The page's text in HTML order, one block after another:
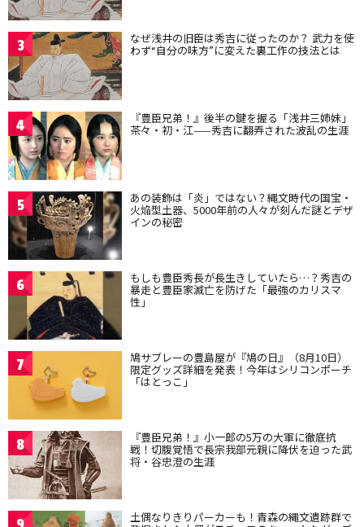
3 なぜ浅井の旧臣は秀吉に従ったのか？ 武力を使
わず“自分の味方”に変えた裏工作の技法とは
4 『豊臣兄弟！』後半の鍵を握る「浅井三姉妹」
茶々・初・江——秀吉に翻弄された波乱の生涯
5 あの装飾は「炎」ではない？縄文時代の国宝・
火焔型土器、5000年前の人々が刻んだ謎とデザ
インの秘密
6 もしも豊臣秀長が長生きしていたら…？秀吉の
暴走と豊臣家滅亡を防げた「最強のカリスマ
性」
7 鳩サブレーの豊島屋が『鳩の日』（8月10日）
限定グッズ詳細を発表！今年はシリコンポーチ
「はとっこ」
8 『豊臣兄弟！』小一郎の5万の大軍に徹底抗
戦！切腹覚悟で長宗我部元親に降伏を迫った武
将・谷忠澄の生涯
土偶なりきりパーカーも！青森の縄文遺跡群で